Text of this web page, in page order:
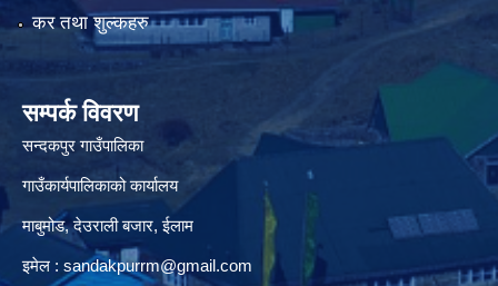
कर तथा शुल्कहरु
सम्पर्क विवरण
सन्दकपुर गाउँपालिका
गाउँकार्यपालिकाको कार्यालय
माबुमोड, देउराली बजार, ईलाम
इमेल : sandakpurrm@gmail.com